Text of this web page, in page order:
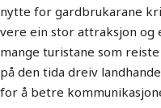
nytte for gardbrukarane
vere ein stor attraksjon og
mange turistane som
på den tida dreiv
for å betre